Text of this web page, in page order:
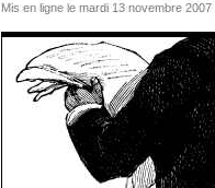
Mis en ligne le mardi 13 novembre